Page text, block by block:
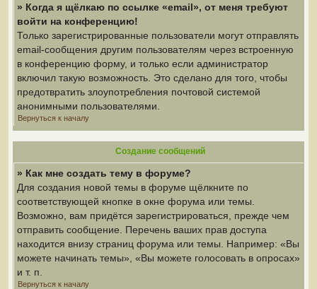
» Когда я щёлкаю по ссылке «email», от меня требуют
войти на конференцию!
Только зарегистрированные пользователи могут отправлять
email-сообщения другим пользователям через встроенную
в конференцию форму, и только если администратор
включил такую возможность. Это сделано для того, чтобы
предотвратить злоупотребления почтовой системой
анонимными пользователями.
Вернуться к началу
Создание сообщений
» Как мне создать тему в форуме?
Для создания новой темы в форуме щёлкните по
соответствующей кнопке в окне форума или темы.
Возможно, вам придётся зарегистрироваться, прежде чем
отправить сообщение. Перечень ваших прав доступа
находится внизу страниц форума или темы. Например: «Вы
можете начинать темы», «Вы можете голосовать в опросах»
и т. п.
Вернуться к началу